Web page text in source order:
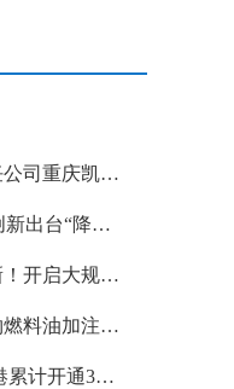
二重（镇江）重型装备有限责任公司重庆凯瑞项目发运助力海上风电产业发展
打造社会物流成本“洼地” 河南创新出台“降本16条”
厦金大桥（厦门段）进度条刷新！开启大规模桥梁装配化施工新阶段
宁波港域实现国际航行船舶生物燃料油加注“零突破”
以航运优势降低物流成本 周口港累计开通32条集装箱航线